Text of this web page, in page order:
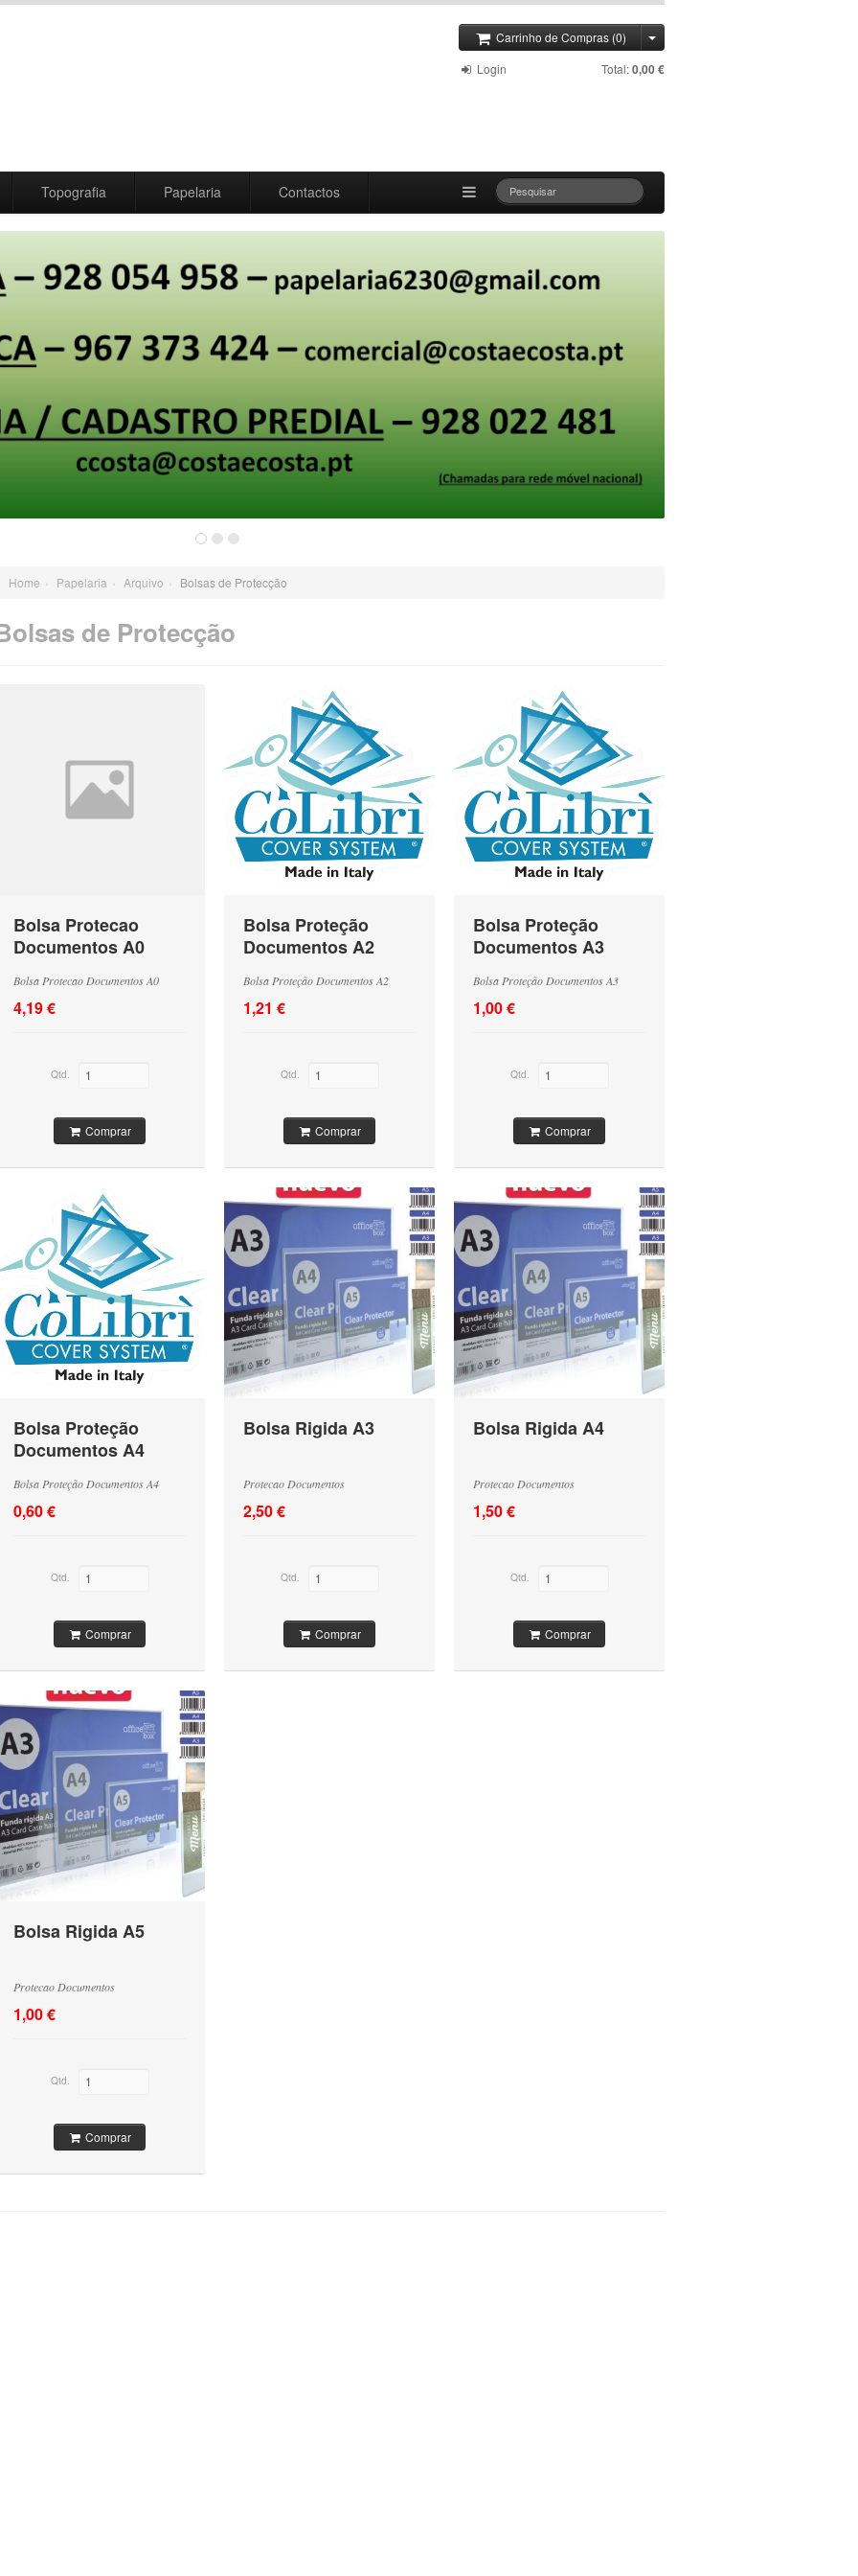
Carrinho de Compras (0)
Login
Total:0,00 €
Topografia Papelaria Contactos
Home › Papelaria › Arquivo › Bolsas de Protecção
de Protecção
Bolsa Protecao
Documentos A0
Bolsa Protecao Documentos A0
4,19 €
Qtd.
Comprar
Bolsa Proteção
Documentos A2
Bolsa Proteção Documentos A2
1,21 €
Qtd.
Comprar
Bolsa Proteção
Documentos A3
Bolsa Proteção Documentos A3
1,00 €
Qtd.
Comprar
Bolsa Proteção
Documentos A4
Bolsa Proteção Documentos A4
0,60 €
Qtd.
Comprar
Bolsa Rigida A3
Protecao Documentos
2,50 €
Qtd.
Comprar
Bolsa Rigida A4
Protecao Documentos
1,50 €
Qtd.
Comprar
Bolsa Rigida A5
Protecao Documentos
1,00 €
Qtd.
Comprar